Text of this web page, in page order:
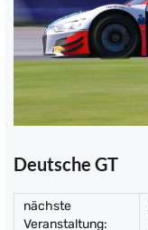
Deutsche GT
nächste
Veranstaltung: